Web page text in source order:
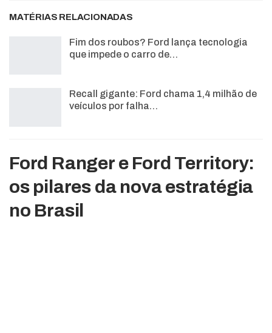
MATÉRIAS RELACIONADAS
Fim dos roubos? Ford lança tecnologia
que impede o carro de…
Recall gigante: Ford chama 1,4 milhão de
veículos por falha…
Ford Ranger e Ford Territory:
os pilares da nova estratégia
no Brasil